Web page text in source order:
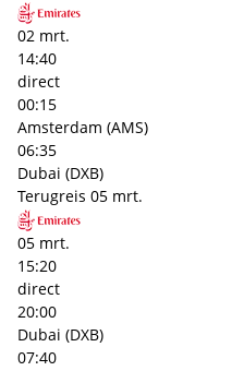
02 mrt.
14:40
direct
00:15
Amsterdam (AMS)
06:35
Dubai (DXB)
Terugreis 05 mrt.
05 mrt.
15:20
direct
20:00
Dubai (DXB)
07:40